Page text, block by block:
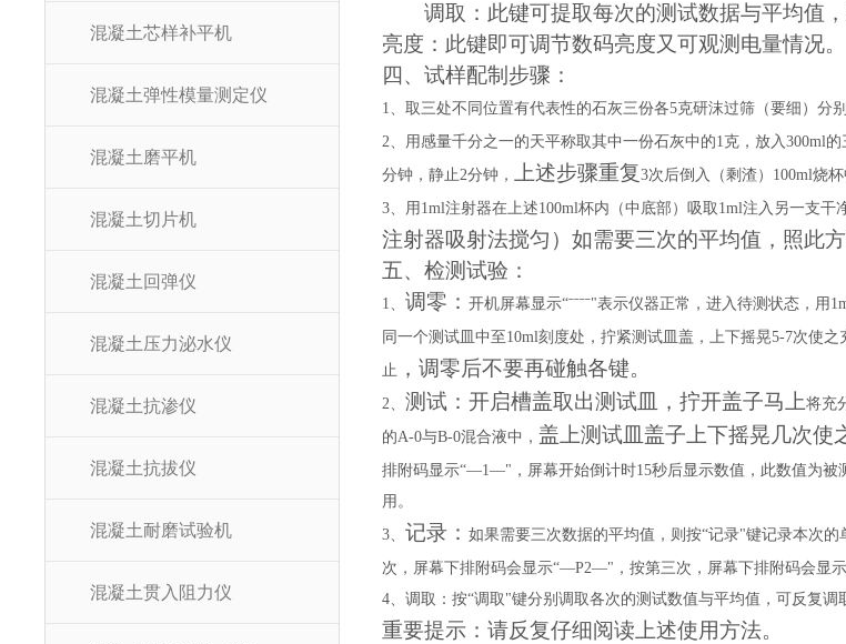
混凝土芯样补平机
混凝土弹性模量测定仪
混凝土磨平机
混凝土切片机
混凝土回弹仪
混凝土压力泌水仪
混凝土抗渗仪
混凝土抗拔仪
混凝土耐磨试验机
混凝土贯入阻力仪
调取： 此键可提取每次的测试数据与平均值
亮度：此键即可调节数码亮度又可观测电量情况。
四、试样配制步骤：
1、取三处不同位置有代表性的石灰三份各5克研沫过筛（要细）分别
2、用感量千分之一的天平称取其中一份石灰中的1克，放入300ml的
分钟，静止2分钟， 上述步骤重复3次后倒入（剩渣） 100ml烧
3、用 1ml注射器在上述100ml杯内（中底部）吸取 1ml注入另一支干
注射器吸射法搅匀） 如需要三次的平均值，照此
五、检测试验：
1、 调零： 开机屏幕显示“ˉˉˉˉ"表示仪器正常，进入待测状态，用
同一个测试皿中至 10ml刻度处，拧紧测试皿盖，上下摇晃5-7次使之
止 ，调零后不要再碰触各键。
2、 测试： 开启槽盖取出测试皿， 拧开盖子马上将充
的A-0与B-0混合液中， 盖上测试皿盖子 上下摇晃几次使
排附码显示“—1—"，屏幕开始倒计时15秒后显示数值，此数值为被
用。
3、 记录： 如果需要三次数据的平均值，则按“记录"键记录本次
次，屏幕下排附码会显示“—P2—"，按第三次，屏幕下排附码会显
4、 调取：按“调取"键分别调取各次的测试数值与平均值，可反复调
重要提示：请反复仔细阅读上述使用方法。